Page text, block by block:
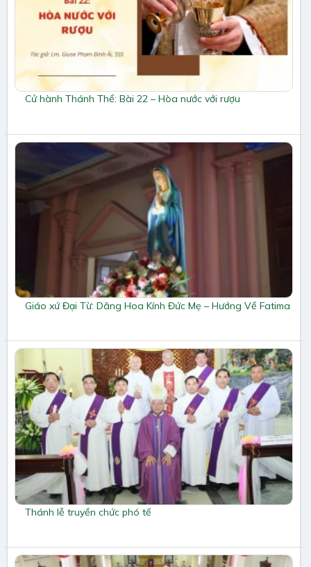
Cử hành Thánh Thể: Bài 22 – Hòa nước với rượu
Giáo xứ Đại Từ: Dâng Hoa Kính Đức Mẹ – Hướng Về Fatima
Thánh lễ truyền chức phó tế